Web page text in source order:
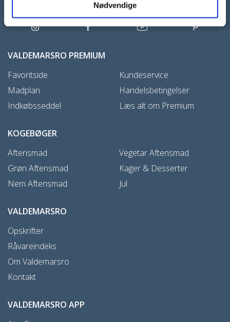
Nødvendige
VALDEMARSRO PREMIUM
Favoritside
Madplan
Indkøbsseddel
Kundeservice
Handelsbetingelser
Læs alt om Premium
KOGEBØGER
Aftensmad
Grøn Aftensmad
Nem Aftensmad
Vegetar Aftensmad
Kager & Desserter
Jul
VALDEMARSRO
Opskrifter
Råvareindeks
Om Valdemarsro
Kontakt
VALDEMARSRO APP